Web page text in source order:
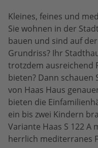
Kleines, feines und
Sie wohnen in der
bauen und sind auf
Grundriss? Ihr
trotzdem ausreichend
bieten? Dann schauen
von Haas Haus
bieten die
ein bis zwei Kindern
Variante Haas S 122
herrlich mediterranes